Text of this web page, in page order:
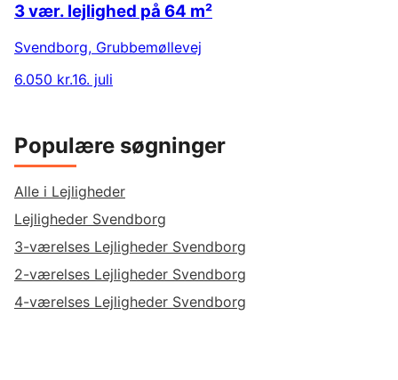
3 vær. lejlighed på 64 m²
Svendborg, Grubbemøllevej
6.050 kr.16. juli
Populære søgninger
Alle i Lejligheder
Lejligheder Svendborg
3-værelses Lejligheder Svendborg
2-værelses Lejligheder Svendborg
4-værelses Lejligheder Svendborg